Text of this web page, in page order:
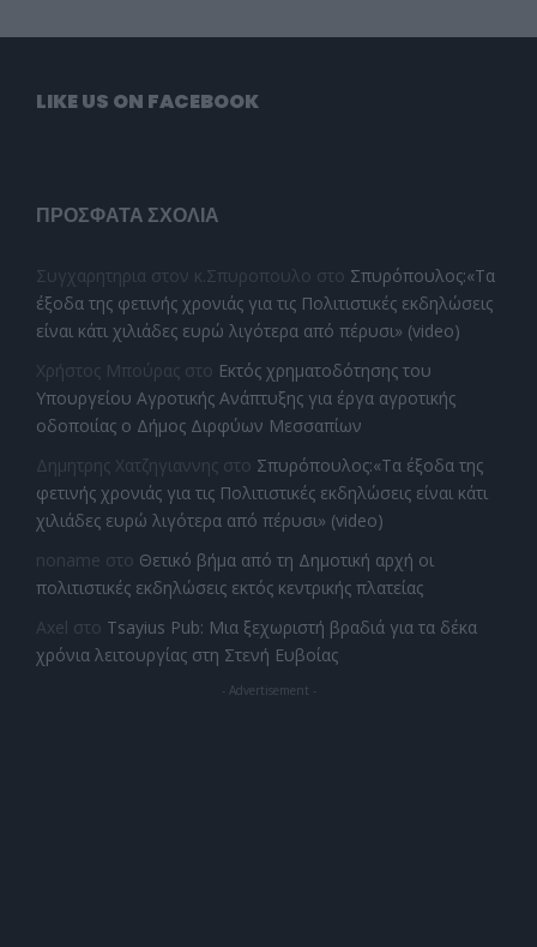
LIKE US ON FACEBOOK
ΠΡΌΣΦΑΤΑ ΣΧΌΛΙΑ
Συγχαρητηρια στον κ.Σπυροπουλο στο Σπυρόπουλος:«Τα
έξοδα της φετινής χρονιάς για τις Πολιτιστικές εκδηλώσεις
είναι κάτι χιλιάδες ευρώ λιγότερα από πέρυσι» (video)
Χρήστος Μπούρας στο Εκτός χρηματοδότησης του
Υπουργείου Αγροτικής Ανάπτυξης για έργα αγροτικής
οδοποιίας ο Δήμος Διρφύων Μεσσαπίων
Δημητρης Χατζηγιαννης στο Σπυρόπουλος:«Τα έξοδα της
φετινής χρονιάς για τις Πολιτιστικές εκδηλώσεις είναι κάτι
χιλιάδες ευρώ λιγότερα από πέρυσι» (video)
noname στο Θετικό βήμα από τη Δημοτική αρχή οι
πολιτιστικές εκδηλώσεις εκτός κεντρικής πλατείας
Axel στο Tsayius Pub: Μια ξεχωριστή βραδιά για τα δέκα
χρόνια λειτουργίας στη Στενή Ευβοίας
- Advertisement -